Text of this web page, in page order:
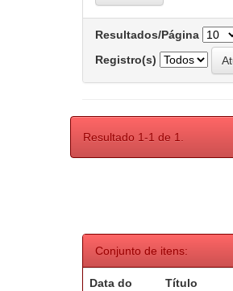
Resultados/Página
Registro(s)
Resultado 1-1 de 1.
Conjunto de itens:
Data do Título